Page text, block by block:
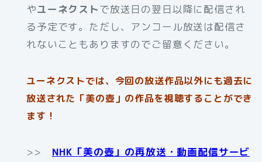
やユーネクストで放送日の翌日以降に配信され
る予定です。ただし、アンコール放送は配信さ
れないこともありますのでご留意ください。
ユーネクストでは、今回の放送作品以外にも過去に
放送された「美の壺」の作品を視聴することができ
ます！
>> NHK「美の壺」の再放送・動画配信サービ